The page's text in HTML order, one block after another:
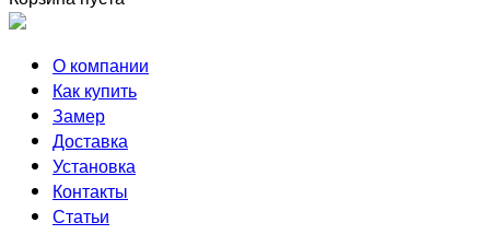
О компании
Как купить
Замер
Доставка
Установка
Контакты
Статьи